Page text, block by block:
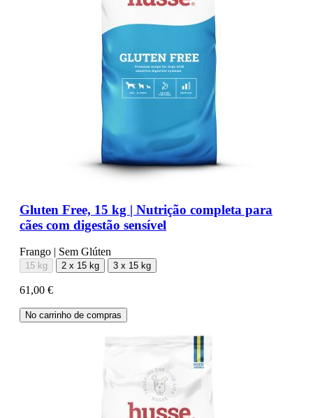
Gluten Free, 15 kg | Nutrição completa para
cães com digestão sensível
Frango | Sem Glúten
15 kg 2 x 15 kg 3 x 15 kg
61,00 €
No carrinho de compras